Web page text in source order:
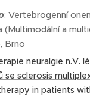
: Vertebrogenní
(Multimodální a
Brno
neuralgie n.V.
se sclerosis
in patients